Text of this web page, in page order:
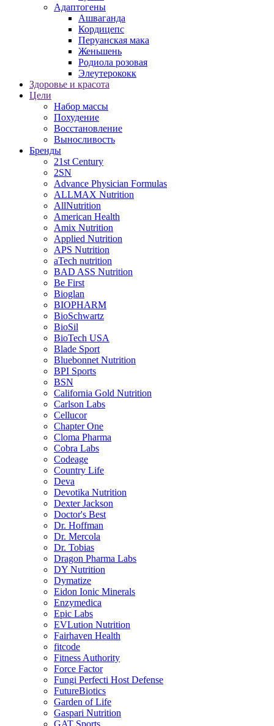
Адаптогены
Ашваганда
Кордицепс
Перуанская мака
Женьшень
Родиола розовая
Элеутерококк
Здоровье и красота
Цели
Набор массы
Похудение
Восстановление
Выносливость
Бренды
21st Century
2SN
Advance Physician Formulas
ALLMAX Nutrition
AllNutrition
American Health
Amix Nutrition
Applied Nutrition
APS Nutrition
aTech nutrition
BAD ASS Nutrition
Be First
Bioglan
BIOPHARM
BioSchwartz
BioSil
BioTech USA
Blade Sport
Bluebonnet Nutrition
BPI Sports
BSN
California Gold Nutrition
Carlson Labs
Cellucor
Chapter One
Cloma Pharma
Cobra Labs
Codeage
Country Life
Deva
Devotika Nutrition
Dexter Jackson
Doctor's Best
Dr. Hoffman
Dr. Mercola
Dr. Tobias
Dragon Pharma Labs
DY Nutrition
Dymatize
Eidon Ionic Minerals
Enzymedica
Epic Labs
EVLution Nutrition
Fairhaven Health
fitcode
Fitness Authority
Force Factor
Fungi Perfecti Host Defense
FutureBiotics
Garden of Life
Gaspari Nutrition
GAT Sports